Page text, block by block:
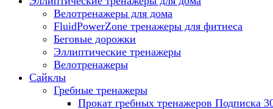
Велотренажеры для дома
FluidPowerZone тренажеры для фитнеса
Беговые дорожки
Эллиптические тренажеры
Велотренажеры
Сайклы
Гребные тренажеры
Прокат гребных тренажеров Подписка